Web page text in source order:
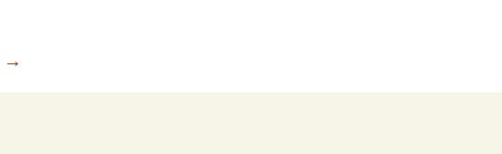
→